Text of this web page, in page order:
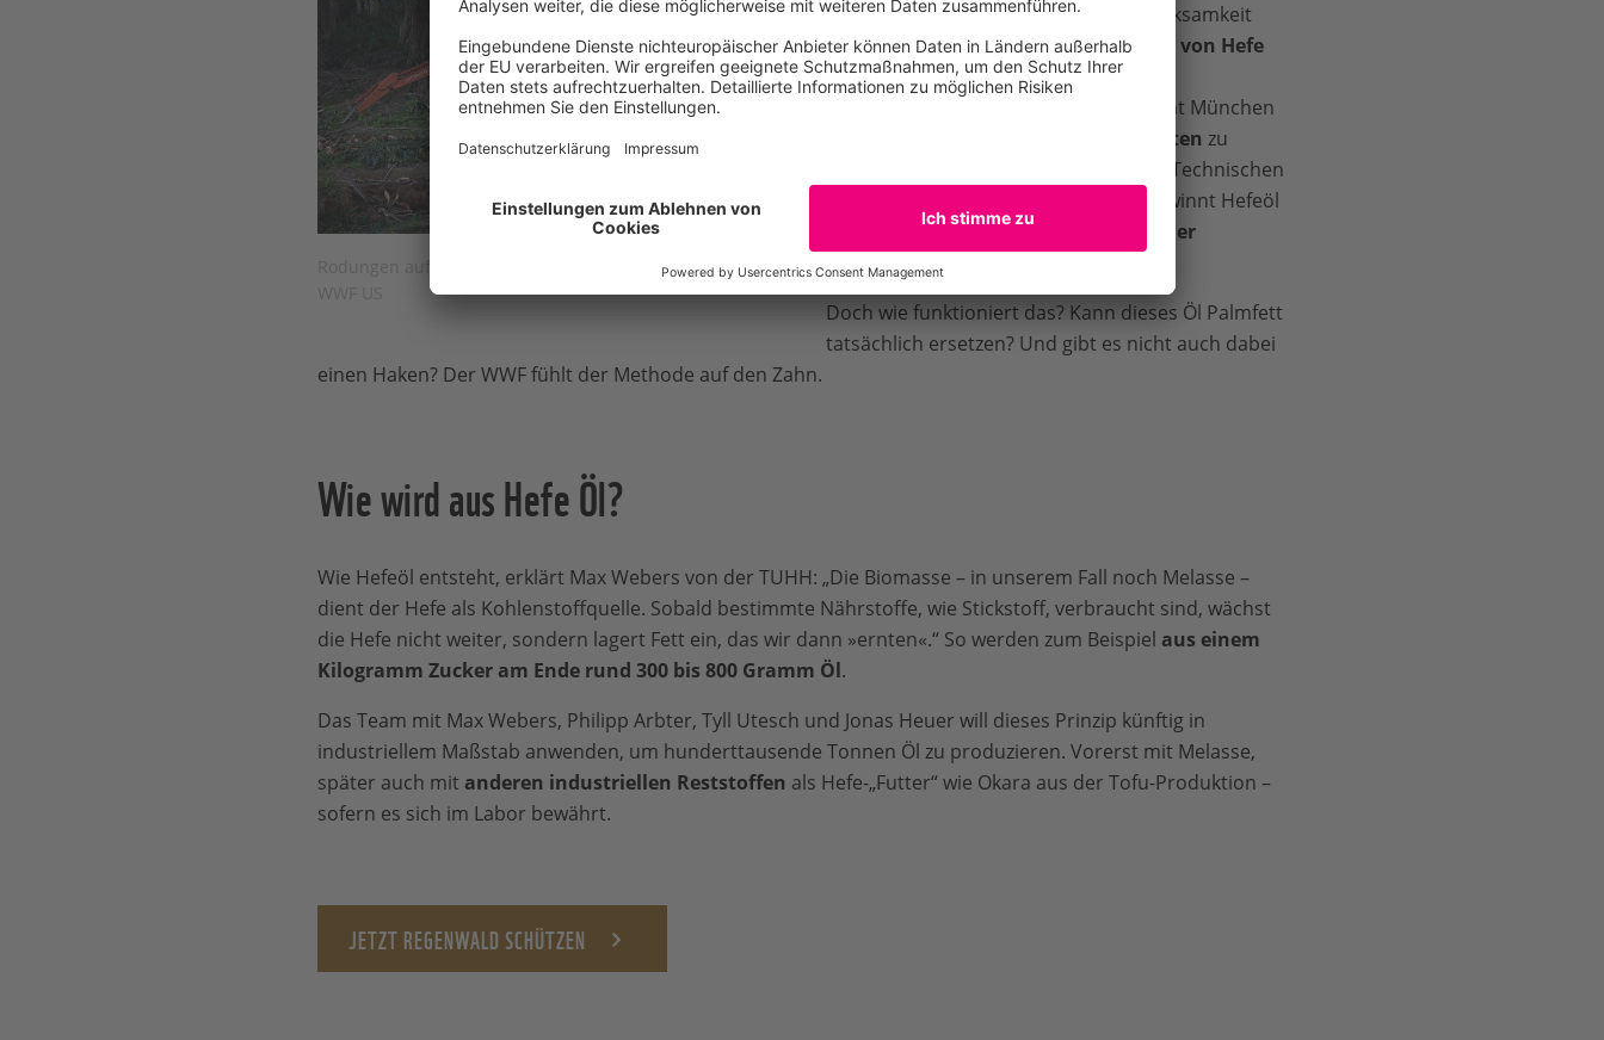
Rodungen auf Palmöl-Plantage © Aaron Gekoski /
nachhaltigeren Weg zu gehen? Aufmerksamkeit
erhält derzeit der Ansatz,Fett mithilfe von Hefe
herzustellen. So gibt es beispielsweise
Forschungsvorhaben an der Universität München
Hefeöl aus Algen oder Brotresten zu
produzieren. Ein Forschungsteam der Technischen
Universität Hamburg (TUHH) indes gewinnt Hefeöl
aus Melasse, einemNebenerzeugnis der
Zuckerproduktion
Doch wie funktioniert das? Kann dieses Öl Palmfett
tatsächlich ersetzen? Und gibt es nicht auch dabei
einen Haken? Der WWF fühlt der Methode auf den Zahn.
Wie wird aus Hefe Öl?
Wie Hefeöl entsteht, erklärt Max Webers von der TUHH: „Die Biomasse – in unserem Fall noch Melasse –
dient der Hefe als Kohlenstoffquelle. Sobald bestimmte Nährstoffe, wie Stickstoff, verbraucht sind, wächst
die Hefe nicht weiter, sondern lagert Fett ein, das wir dann »ernten«.“ So werden zum Beispiel aus einem
Kilogramm Zucker am Ende rund 300 bis 800 Gramm Öl.
Das Team mit Max Webers, Philipp Arbter, Tyll Utesch und Jonas Heuer will dieses Prinzip künftig in
industriellem Maßstab anwenden, um hunderttausende Tonnen Öl zu produzieren. Vorerst mit Melasse,
später auch mit anderen industriellen Reststoffen als Hefe-„Futter“ wie Okara aus der Tofu-Produktion –
sofern es sich im Labor bewährt.
JETZT REGENWALD SCHÜTZEN